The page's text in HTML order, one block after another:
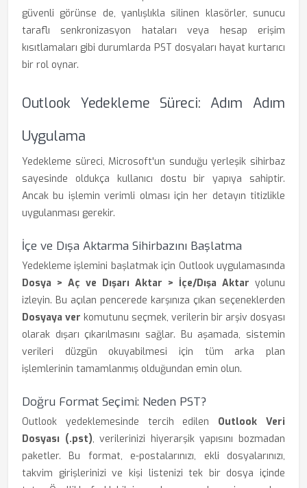
güvenli görünse de, yanlışlıkla silinen klasörler, sunucu
taraflı senkronizasyon hataları veya hesap erişim
kısıtlamaları gibi durumlarda PST dosyaları hayat kurtarıcı
bir rol oynar.
Outlook Yedekleme Süreci: Adım Adım
Uygulama
Yedekleme süreci, Microsoft'un sunduğu yerleşik sihirbaz
sayesinde oldukça kullanıcı dostu bir yapıya sahiptir.
Ancak bu işlemin verimli olması için her detayın titizlikle
uygulanması gerekir.
İçe ve Dışa Aktarma Sihirbazını Başlatma
Yedekleme işlemini başlatmak için Outlook uygulamasında
Dosya > Aç ve Dışarı Aktar > İçe/Dışa Aktar yolunu
izleyin. Bu açılan pencerede karşınıza çıkan seçeneklerden
Dosyaya ver komutunu seçmek, verilerin bir arşiv dosyası
olarak dışarı çıkarılmasını sağlar. Bu aşamada, sistemin
verileri düzgün okuyabilmesi için tüm arka plan
işlemlerinin tamamlanmış olduğundan emin olun.
Doğru Format Seçimi: Neden PST?
Outlook yedeklemesinde tercih edilen Outlook Veri
Dosyası (.pst), verilerinizi hiyerarşik yapısını bozmadan
paketler. Bu format, e-postalarınızı, ekli dosyalarınızı,
takvim girişlerinizi ve kişi listenizi tek bir dosya içinde